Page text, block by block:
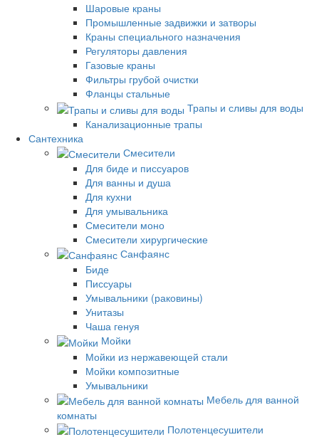
Шаровые краны
Промышленные задвижки и затворы
Краны специального назначения
Регуляторы давления
Газовые краны
Фильтры грубой очистки
Фланцы стальные
Трапы и сливы для воды
Канализационные трапы
Сантехника
Смесители
Для биде и писсуаров
Для ванны и душа
Для кухни
Для умывальника
Смесители моно
Смесители хирургические
Санфаянс
Биде
Писсуары
Умывальники (раковины)
Унитазы
Чаша генуя
Мойки
Мойки из нержавеющей стали
Мойки композитные
Умывальники
Мебель для ванной
комнаты
Полотенцесушители